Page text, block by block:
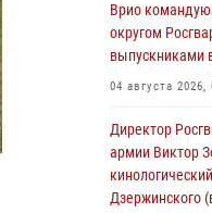
06 августа 2026,
В
Росгвардии
06 августа 2026,
В Центральном
мероприятия к
Врио
округом
выпускниками
04 августа 2026,
Директор
армии Виктор
Дзержинского